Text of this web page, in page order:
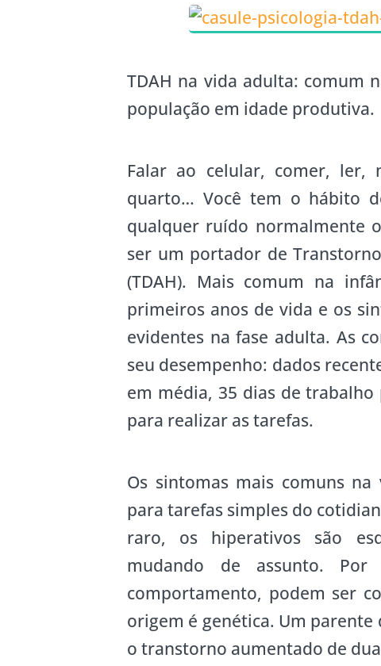
TDAH na vida adulta: comum
população em idade produtiva.
Falar ao celular, comer,
quarto… Você tem o hábito
qualquer ruído normalmente
ser um portador de
(TDAH). Mais comum na
primeiros anos de vida e os
evidentes na fase adulta. As
seu desempenho: dados
em média, 35 dias de
para realizar as tarefas.
Os sintomas mais comuns
para tarefas simples do
raro, os hiperativos são
mudando de assunto.
comportamento, podem ser
origem é genética. Um
o transtorno aumentado de